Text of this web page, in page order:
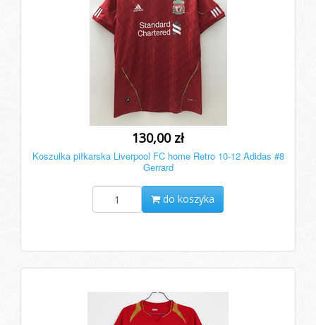
130,00 zł
Koszulka piłkarska Liverpool FC home Retro 10-12 Adidas #8
Gerrard
do koszyka